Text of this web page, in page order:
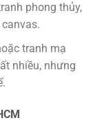
phong thủy,
tranh mạ
nhiều, nhưng